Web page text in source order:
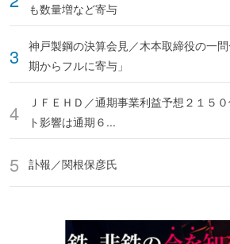
も数量増など寄与
神戸製鋼の決算会見／木本取締役の一
期からフルに寄与」
ＪＦＥＨＤ／通期事業利益予想２１５
ト影響は通期６...
訃報／関根保彦氏